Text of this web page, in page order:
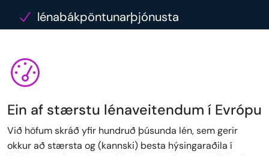
lénabákpöntunarþjónusta
Ein af stærstu lénaveitendum í Evrópu
Við höfum skráð yfir hundruð þúsunda lén, sem gerir
okkur að stærsta og (kannski) besta hýsingaraðila í